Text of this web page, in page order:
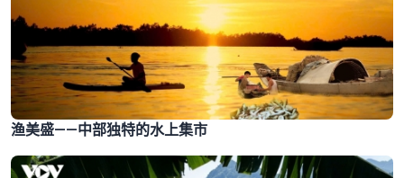
渔美盛——中部独特的水上集市